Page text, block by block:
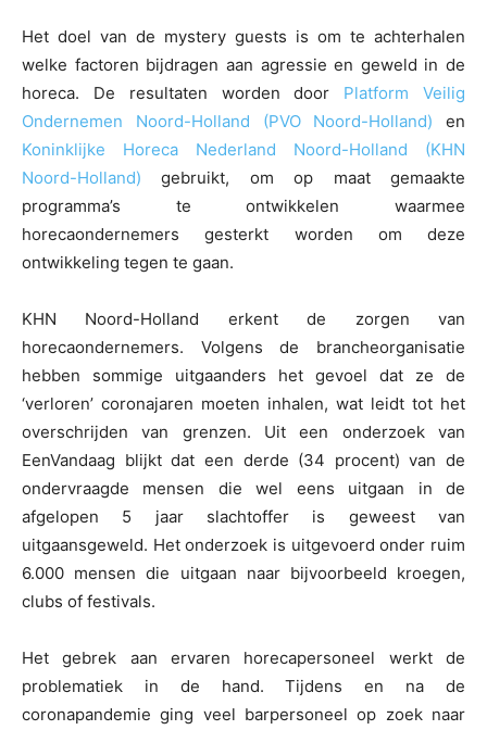
Het doel van de mystery guests is om te achterhalen
welke factoren bijdragen aan agressie en geweld in de
horeca. De resultaten worden door Platform Veilig
Ondernemen Noord-Holland (PVO Noord-Holland) en
Koninklijke Horeca Nederland Noord-Holland (KHN
Noord-Holland) gebruikt, om op maat gemaakte
programma’s te ontwikkelen waarmee
horecaondernemers gesterkt worden om deze
ontwikkeling tegen te gaan.
KHN Noord-Holland erkent de zorgen van
horecaondernemers. Volgens de brancheorganisatie
hebben sommige uitgaanders het gevoel dat ze de
‘verloren’ coronajaren moeten inhalen, wat leidt tot het
overschrijden van grenzen. Uit een onderzoek van
EenVandaag blijkt dat een derde (34 procent) van de
ondervraagde mensen die wel eens uitgaan in de
afgelopen 5 jaar slachtoffer is geweest van
uitgaansgeweld. Het onderzoek is uitgevoerd onder ruim
6.000 mensen die uitgaan naar bijvoorbeeld kroegen,
clubs of festivals.
Het gebrek aan ervaren horecapersoneel werkt de
problematiek in de hand. Tijdens en na de
coronapandemie ging veel barpersoneel op zoek naar